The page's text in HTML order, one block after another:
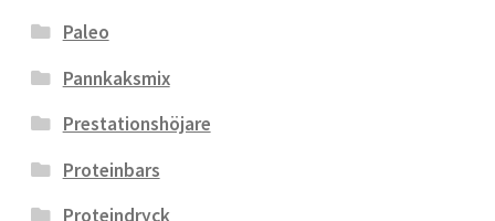
Paleo
Pannkaksmix
Prestationshöjare
Proteinbars
Proteindryck